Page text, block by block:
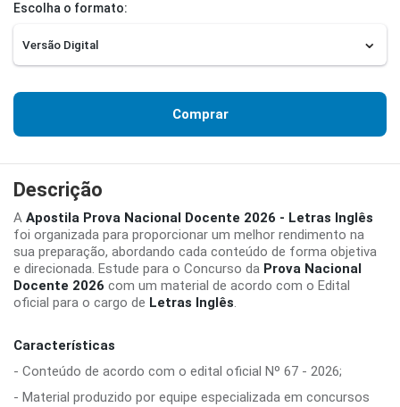
Escolha o formato:
Comprar
Descrição
A Apostila Prova Nacional Docente 2026 - Letras Inglês
foi organizada para proporcionar um melhor rendimento na
sua preparação, abordando cada conteúdo de forma objetiva
e direcionada. Estude para o Concurso da Prova Nacional
Docente 2026 com um material de acordo com o Edital
oficial para o cargo de Letras Inglês.
Características
- Conteúdo de acordo com o edital oficial Nº 67 - 2026;
- Material produzido por equipe especializada em concursos